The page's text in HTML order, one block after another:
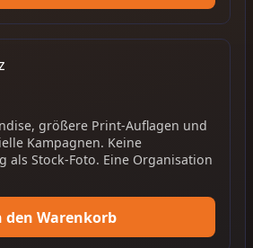
größere Print-Auflagen und
Kampagnen. Keine
als Stock-Foto. Eine Organisation
den Warenkorb